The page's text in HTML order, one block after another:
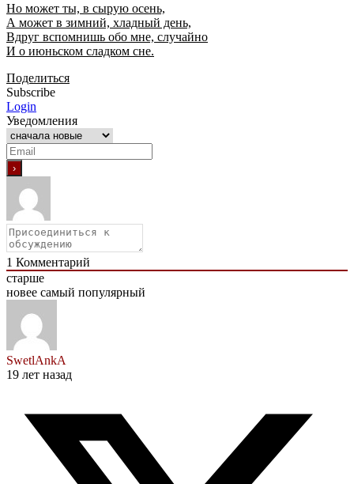
Но может ты, в сырую осень,
А может в зимний, хладный день,
Вдруг вспомнишь обо мне, случайно
И о июньском сладком сне.
Поделиться
Subscribe
Login
Уведомления
1 Комментарий
старше
новее самый популярный
SwetlAnkA
19 лет назад